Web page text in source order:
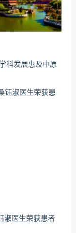
科发展惠及中原
淑医生荣获患者